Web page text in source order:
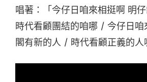
唱著：「今仔日咱來相挺啊 明
時代看顧團結的咱哪 / 今仔日咱
閣有新的人 / 時代看顧正義的人